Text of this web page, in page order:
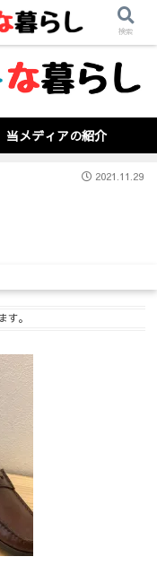
当メディアの紹介
2021.11.29
す。
検索